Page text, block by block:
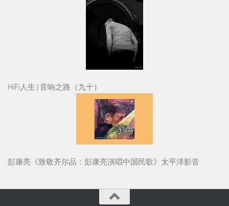
HiFi人生 | 音响之路（九十）
彭康亮《致敬齐尔品：彭康亮演唱中国民歌》太平洋影音